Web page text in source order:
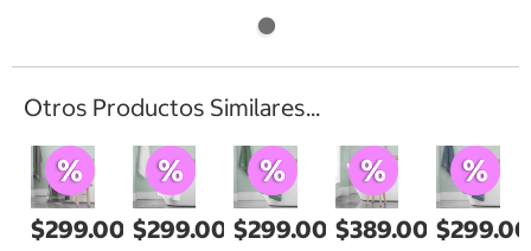
Otros Productos Similares...
$299.00 $299.00 $299.00 $389.00 $299.00